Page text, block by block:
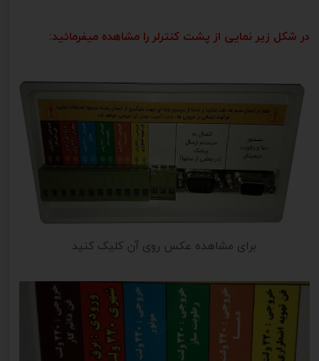
در شکل زیر نمایی از پشت کنترلر را مشاهده میفرمائید:
برای مشاهده عکس روی آن کلیک کنید